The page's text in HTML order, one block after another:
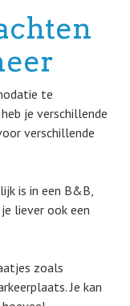
te
je verschillende
verschillende
is in een B&B,
liever ook een
zoals
Je kan